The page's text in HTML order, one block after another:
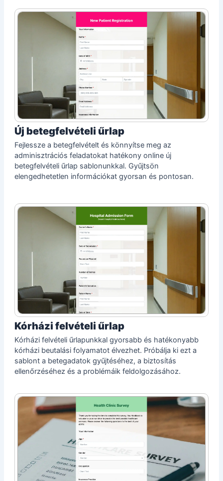
Új betegfelvételi űrlap
Fejlessze a betegfelvételt és könnyítse meg az
adminisztrációs feladatokat hatékony online új
betegfelvételi űrlap sablonunkkal. Gyűjtsön
elengedhetetlen információkat gyorsan és pontosan.
Kórházi felvételi űrlap
Kórházi felvételi űrlapunkkal gyorsabb és hatékonyabb
kórházi beutalási folyamatot élvezhet. Próbálja ki ezt a
sablont a betegadatok gyűjtéséhez, a biztosítás
ellenőrzéséhez és a problémáik feldolgozásához.